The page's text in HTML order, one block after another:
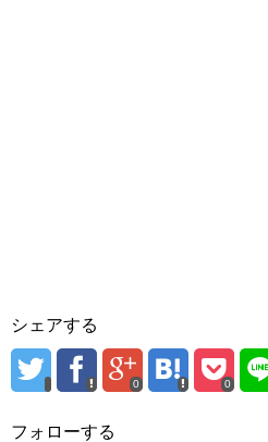
シェアする
0 0
フォローする